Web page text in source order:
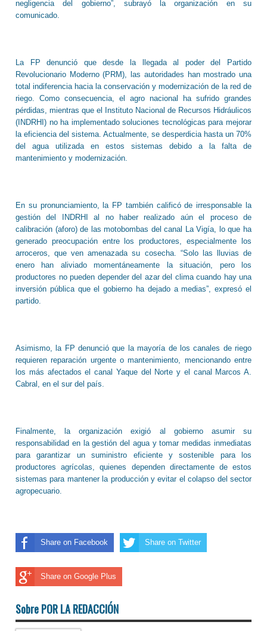
negligencia del gobierno”, subrayó la organización en su
comunicado.
La FP denunció que desde la llegada al poder del Partido
Revolucionario Moderno (PRM), las autoridades han mostrado una
total indiferencia hacia la conservación y modernización de la red de
riego. Como consecuencia, el agro nacional ha sufrido grandes
pérdidas, mientras que el Instituto Nacional de Recursos Hidráulicos
(INDRHI) no ha implementado soluciones tecnológicas para mejorar
la eficiencia del sistema. Actualmente, se desperdicia hasta un 70%
del agua utilizada en estos sistemas debido a la falta de
mantenimiento y modernización.
En su pronunciamiento, la FP también calificó de irresponsable la
gestión del INDRHI al no haber realizado aún el proceso de
calibración (aforo) de las motobombas del canal La Vigía, lo que ha
generado preocupación entre los productores, especialmente los
arroceros, que ven amenazada su cosecha. “Solo las lluvias de
enero han aliviado momentáneamente la situación, pero los
productores no pueden depender del azar del clima cuando hay una
inversión pública que el gobierno ha dejado a medias”, expresó el
partido.
Asimismo, la FP denunció que la mayoría de los canales de riego
requieren reparación urgente o mantenimiento, mencionando entre
los más afectados el canal Yaque del Norte y el canal Marcos A.
Cabral, en el sur del país.
Finalmente, la organización exigió al gobierno asumir su
responsabilidad en la gestión del agua y tomar medidas inmediatas
para garantizar un suministro eficiente y sostenible para los
productores agrícolas, quienes dependen directamente de estos
sistemas para mantener la producción y evitar el colapso del sector
agropecuario.
Share on Facebook Share on Twitter
Share on Google Plus
Sobre POR LA REDACCIÓN